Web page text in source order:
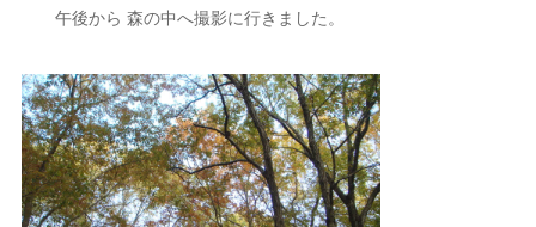
午後から 森の中へ撮影に行きました。